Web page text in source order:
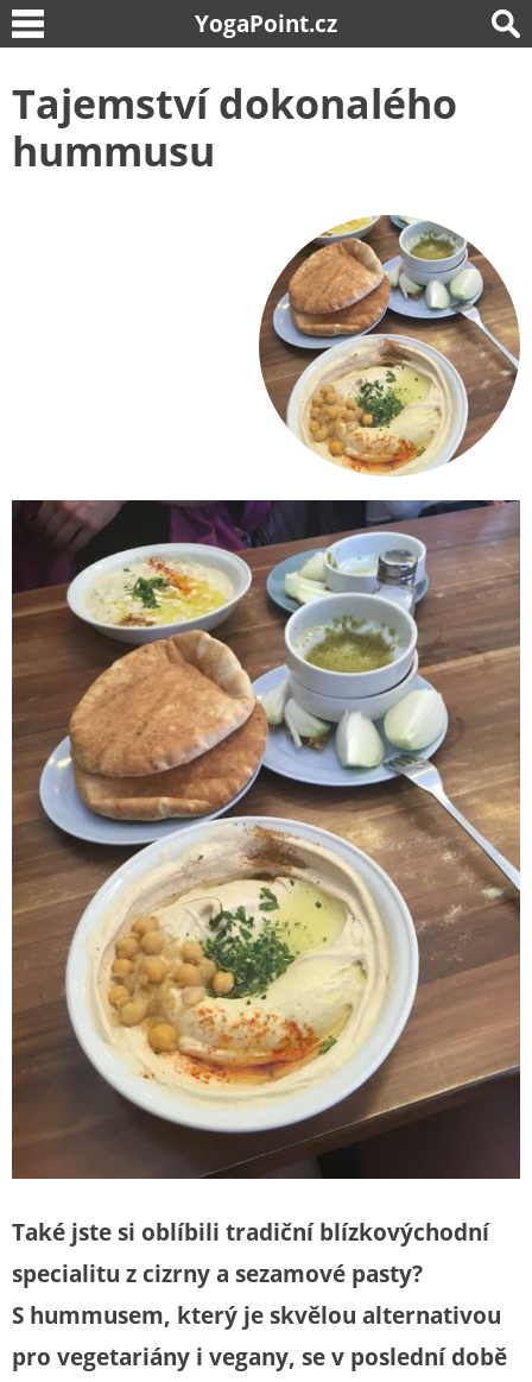
YogaPoint.cz
Tajemství dokonalého
hummusu
Také jste si oblíbili tradiční blízkovýchodní
specialitu z cizrny a sezamové pasty?
S hummusem, který je skvělou alternativou
pro vegetariány i vegany, se v poslední době